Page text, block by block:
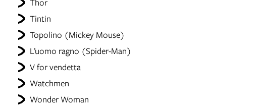
Tintin
Topolino (Mickey Mouse)
L’uomo ragno (Spider-Man)
V for vendetta
Watchmen
Wonder Woman